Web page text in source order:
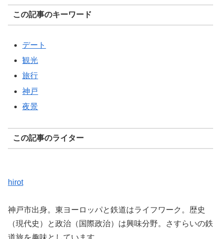
この記事のキーワード
デート
観光
旅行
神戸
夜景
この記事のライター
hirot
神戸市出身。東ヨーロッパと鉄道はライフワーク。歴史
（現代史）と政治（国際政治）は興味分野。さすらいの鉄